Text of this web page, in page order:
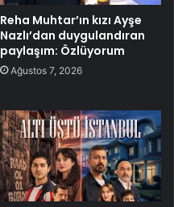
Reha Muhtar’ın kızı Ayşe
Nazlı’dan duygulandıran
paylaşım: Özlüyorum
Ağustos 7, 2026